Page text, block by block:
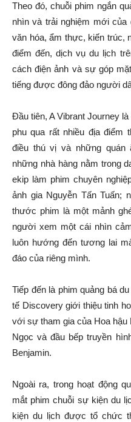
Theo đó, chuỗi phim ngắn
nhìn và trải nghiệm mới
văn hóa, ẩm thực, kiến trúc,
điểm đến, dịch vụ du lịch
cách điện ảnh và sự góp
tiếng được đông đảo người
Đầu tiên, A Vibrant Journey
phu qua rất nhiều địa điểm
điều thú vị và những quán
những nhà hàng nằm trong
ekip làm phim chuyên
ảnh gia Nguyễn Tấn Tuấn;
thước phim là một mảnh
người xem một cái nhìn
luôn hướng đến tương lai
đáo của riêng mình.
Tiếp đến là phim quảng bá
tế Discovery giới thiệu tinh
với sự tham gia của Hoa hậu
Ngọc và đầu bếp truyền
Benjamin.
Ngoài ra, trong hoạt động
mắt phim chuỗi sự kiện du
kiện du lịch được tổ chức